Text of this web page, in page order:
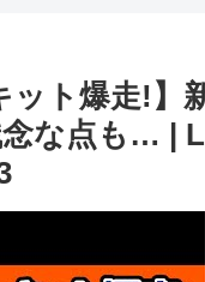
ット爆走!
な点も… |